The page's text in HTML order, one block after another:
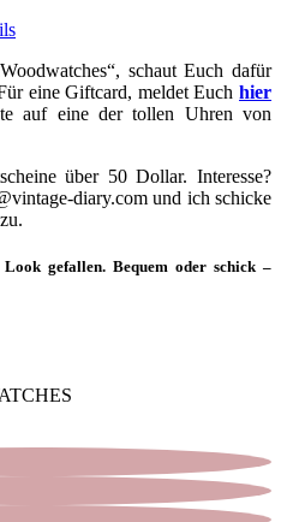
schaut Euch dafür
eine Giftcard, meldet Euchhier
auf eine der tollen Uhren von
über 50 Dollar. Interesse?
diary.com und ich schicke
gefallen. Bequem oder schick –